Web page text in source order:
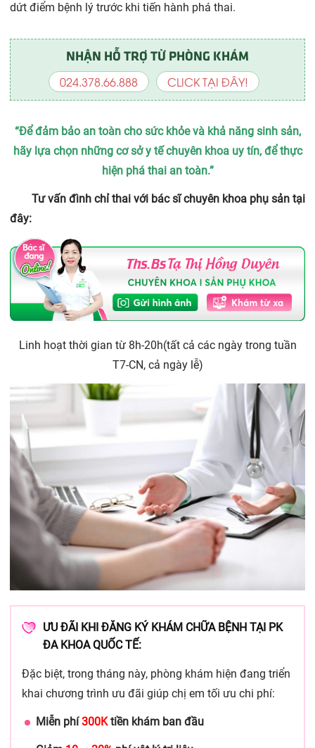
dứt điểm bệnh lý trước khi tiến hành phá thai.
NHẬN HỖ TRỢ TỪ PHÒNG KHÁM
024.378.66.888 CLICK TẠI ĐÂY!
“Để đảm bảo an toàn cho sức khỏe và khả năng sinh sản,
hãy lựa chọn những cơ sở y tế chuyên khoa uy tín, để thực
hiện phá thai an toàn.”
Tư vấn đình chỉ thai với bác sĩ chuyên khoa phụ sản tại
đây:
Linh hoạt thời gian từ 8h-20h(tất cả các ngày trong tuần
T7-CN, cả ngày lễ)
ƯU ĐÃI KHI ĐĂNG KÝ KHÁM CHỮA BỆNH TẠI PK
ĐA KHOA QUỐC TẾ:
Đặc biệt, trong tháng này, phòng khám hiện đang triển
khai chương trình ưu đãi giúp chị em tối ưu chi phí:
Miễn phí300Ktiền khám ban đầu